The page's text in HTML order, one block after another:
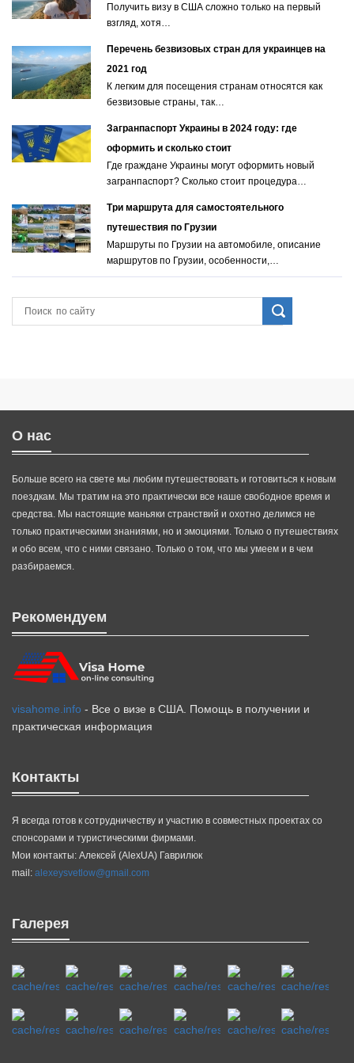
Получить визу в США сложно только на первый
взгляд, хотя…
Перечень безвизовых стран для украинцев на
2021 год
К легким для посещения странам относятся как
безвизовые страны, так…
Загранпаспорт Украины в 2024 году: где
оформить и сколько стоит
Где граждане Украины могут оформить новый
загранпаспорт? Сколько стоит процедура…
Три маршрута для самостоятельного
путешествия по Грузии
Маршруты по Грузии на автомобиле, описание
маршрутов по Грузии, особенности,…
О нас
Больше всего на свете мы любим путешествовать и готовиться к новым
поездкам. Мы тратим на это практически все наше свободное время и
средства. Мы настоящие маньяки странствий и охотно делимся не
только практическими знаниями, но и эмоциями. Только о путешествиях
и обо всем, что с ними связано. Только о том, что мы умеем и в чем
разбираемся.
Рекомендуем
visahome.info - Все о визе в США. Помощь в получении и
практическая информация
Контакты
Я всегда готов к сотрудничеству и участию в совместных проектах со
спонсорами и туристическими фирмами.
Мои контакты: Алексей (AlexUA) Гаврилюк
mail: alexeysvetlow@gmail.com
Галерея